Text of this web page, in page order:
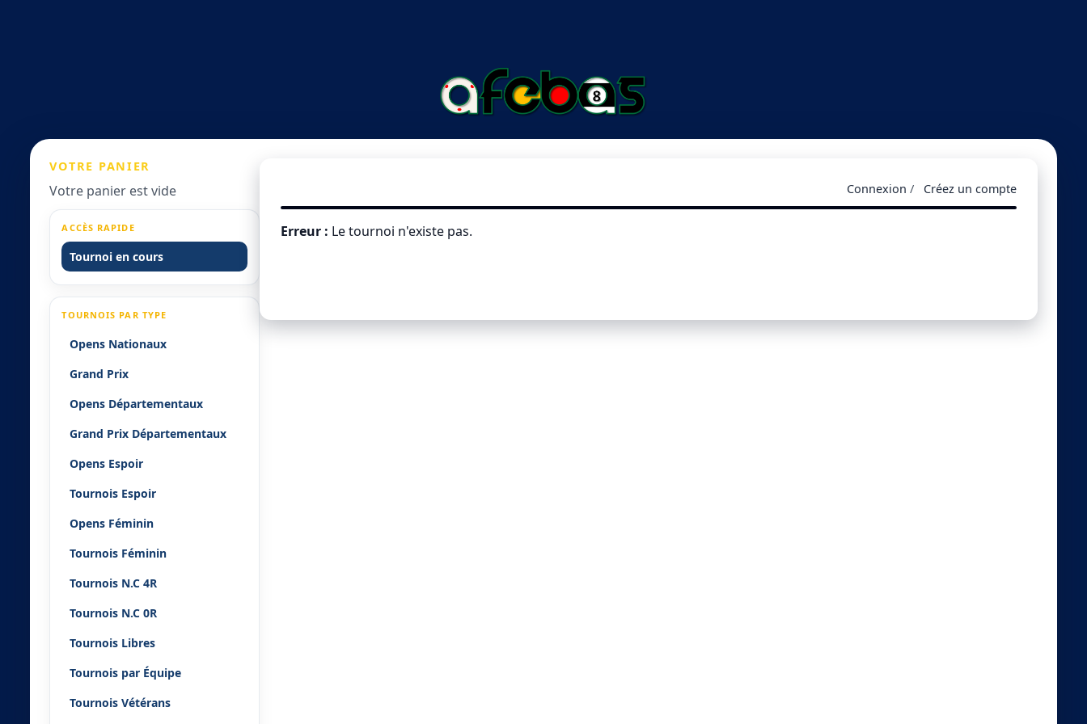
VOTRE PANIER
Votre panier est vide
ACCÈS RAPIDE
Tournoi en cours
TOURNOIS PAR TYPE
Opens Nationaux
Grand Prix
Opens Départementaux
Grand Prix Départementaux
Opens Espoir
Tournois Espoir
Opens Féminin
Tournois Féminin
Tournois N.C 4R
Tournois N.C 0R
Tournois Libres
Tournois par Équipe
Tournois Vétérans
Connexion / Créez un compte
Erreur : Le tournoi n'existe pas.